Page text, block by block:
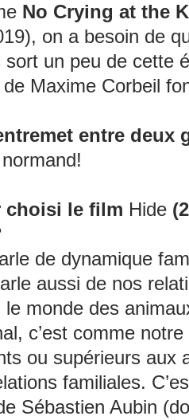
No Crying at the
on a besoin de
un peu de cette
Maxime Corbeil
entre
choisi le film Hide
de dynamique
aussi de nos
monde des
c’est comme
ou supérieurs aux
familiales.
Sébastien Aubin